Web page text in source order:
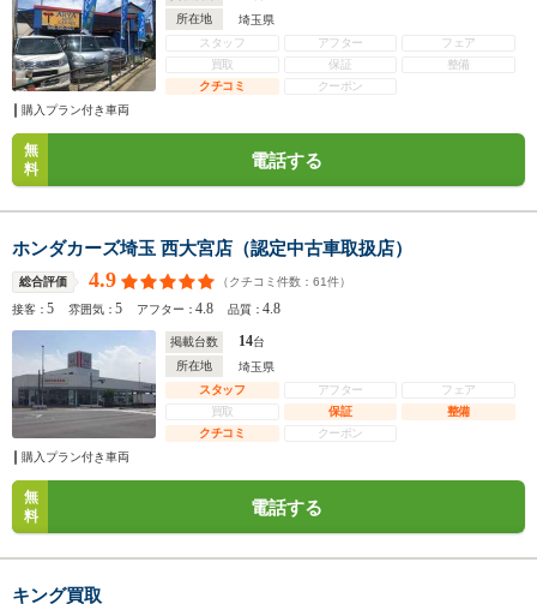
所在地
埼玉県
スタッフ
アフター
フェア
買取
保証
整備
クチコミ
クーポン
購入プラン付き車両
無
料
電話する
ホンダカーズ埼玉 西大宮店（認定中古車取扱店）
総合評価 4.9 （クチコミ件数： 61件）
接客：5 雰囲気：5 アフター：4.8 品質：4.8
掲載台数 14台
所在地
埼玉県
スタッフ
アフター
フェア
買取
保証
整備
クチコミ
クーポン
購入プラン付き車両
無
料
電話する
キング買取